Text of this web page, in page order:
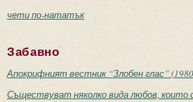
чети по-нататък
Забавно
Апокрифният вестник “Злобен глас”
Съществуват няколко вида любов, които